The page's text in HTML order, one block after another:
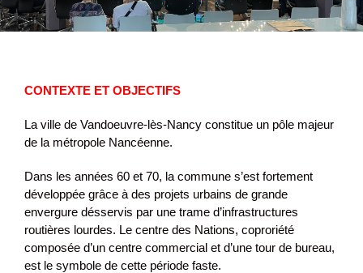
CONTEXTE ET OBJECTIFS
La ville de Vandoeuvre-lès-Nancy constitue un pôle majeur
de la métropole Nancéenne.
Dans les années 60 et 70, la commune s’est fortement
développée grâce à des projets urbains de grande
envergure désservis par une trame d’infrastructures
routières lourdes. Le centre des Nations, coproriété
composée d’un centre commercial et d’une tour de bureau,
est le symbole de cette période faste.